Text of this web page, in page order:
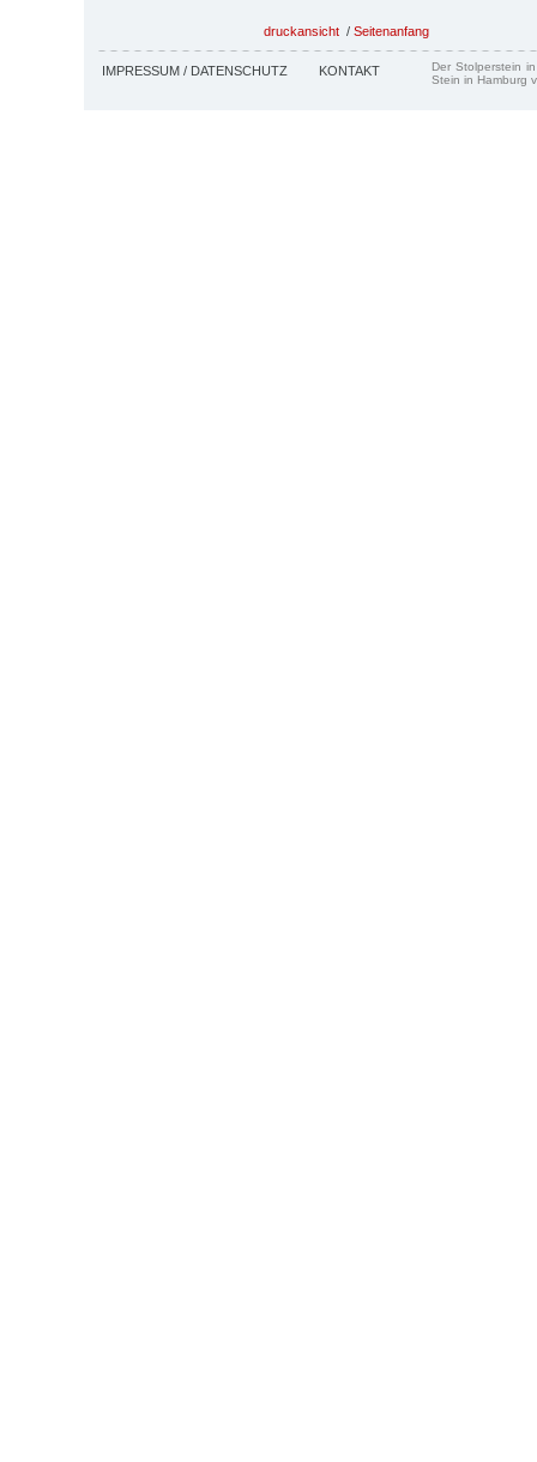
druckansicht / Seitenanfang
IMPRESSUM / DATENSCHUTZ KONTAKT
Der Stolperstein
Stein in Hamburg